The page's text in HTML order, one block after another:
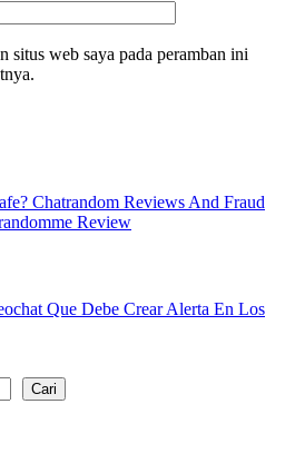
situs web saya pada peramban ini
Chatrandom Reviews And Fraud
Review
Que Debe Crear Alerta En Los
Cari